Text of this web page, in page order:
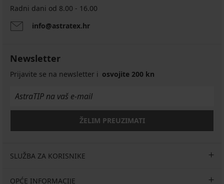
bešavni
rukavi
Selmark
Shaper
Radni dani od 8.00 - 16.00
info@astratex.hr
Newsletter
Prijavite se na newsletter i osvojite 200 kn
ŽELIM PREUZIMATI
SLUŽBA ZA KORISNIKE
OPĆE INFORMACIJE